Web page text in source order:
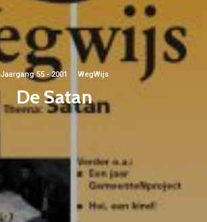
Jaargang 55 - 2001 · WegWijs
De Satan